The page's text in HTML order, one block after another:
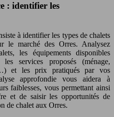
: identifier les
à identifier les types de chalets
le marché des Orres. Analysez
les équipements disponibles
services proposés (ménage,
et les prix pratiqués par vos
approfondie vous aidera à
faiblesses, vous permettant ainsi
et de saisir les opportunités de
de chalet aux Orres.